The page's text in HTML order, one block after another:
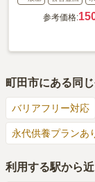
参考価格:
町田市にある同
バリアフリー対応
永代供養プランあ
利用する駅から